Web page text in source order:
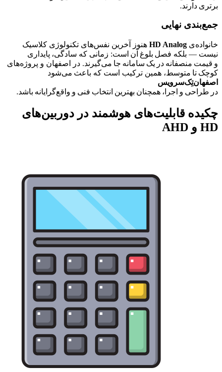
برتری دارند.
جمع‌بندی نهایی
خانواده‌ی HD Analog هنوز آخرین نفس‌های تکنولوژی کلاسیک
نیست — بلکه فصل بلوغ آن است: زمانی که سادگی، پایداری
و قیمت منصفانه در یک سامانه جا می‌گیرند. در اصفهان و پروژه‌های
کوچک تا متوسط، همین ترکیب است که باعث می‌شود
اصفهان‌تِک‌سرویس
در طراحی و اجرا، همچنان بهترین انتخاب فنی و واقع‌گرایانه باشد.
چکیده قابلیت‌های هوشمند در دوربین‌های
HD و AHD